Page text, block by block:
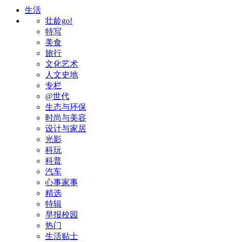
生活
壮龄go!
特写
美食
旅行
文化艺术
人文史地
专栏
@世代
生态与环保
时尚与美容
设计与家居
光影
科玩
科普
汽车
心事家事
精选
特辑
早报校园
热门
生活贴士